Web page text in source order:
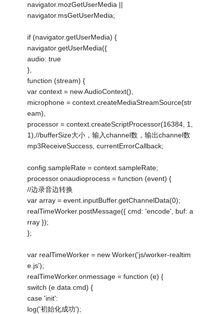
navigator.mozGetUserMedia ||
navigator.msGetUserMedia;
if (navigator.getUserMedia) {
navigator.getUserMedia({
audio: true
},
function (stream) {
var context = new AudioContext(),
microphone = context.createMediaStreamSource(str
eam),
processor = context.createScriptProcessor(16384, 1,
1),//bufferSize大小，输入channel数，输出channel数
mp3ReceiveSuccess, currentErrorCallback;
config.sampleRate = context.sampleRate;
processor.onaudioprocess = function (event) {
//边录音边转换
var array = event.inputBuffer.getChannelData(0);
realTimeWorker.postMessage({ cmd: 'encode', buf: a
rray });
};
var realTimeWorker = new Worker('js/worker-realtim
e.js');
realTimeWorker.onmessage = function (e) {
switch (e.data.cmd) {
case 'init':
log('初始化成功');